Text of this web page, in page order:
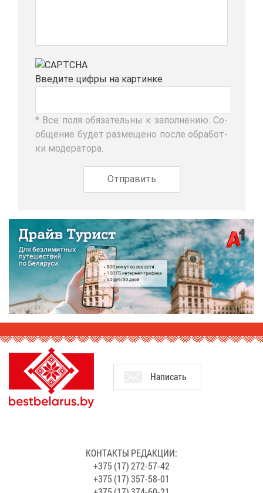
Вве­ди­те циф­ры на кар­тин­ке
* Все по­ля обя­за­тель­ны к за­пол­не­нию. Со­
об­ще­ние бу­дет раз­ме­ще­но по­сле об­ра­бот­
ки мо­де­ра­то­ра.
На­пи­сать
КОН­ТАК­ТЫ РЕ­ДАК­ЦИИ:
+375 (17) 272-57-42
+375 (17) 357-58-01